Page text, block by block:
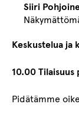
Siiri
Keskustelua ja
10.00 Tilaisuus
Pidätämme